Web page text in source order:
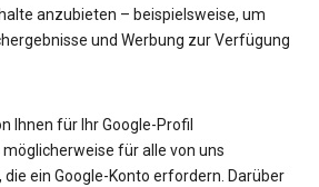
anzubieten – beispielsweise, um
und Werbung zur Verfügung
Ihnen für Ihr Google-Profil
für alle von uns
ein Google-Konto erfordern. Darüber